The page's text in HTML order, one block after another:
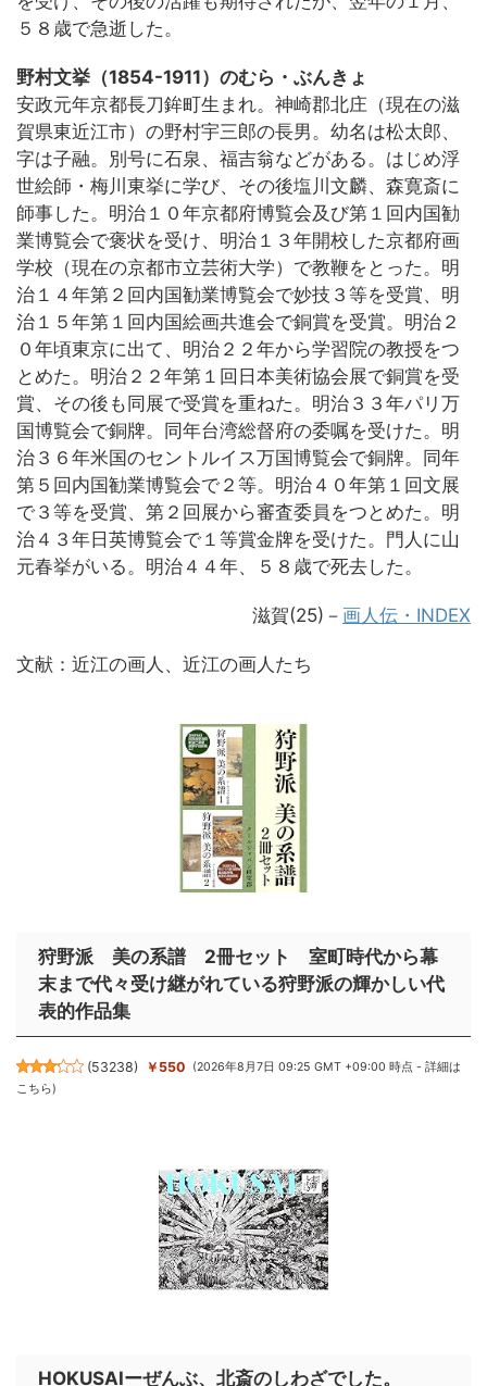
５８歳で急逝した。
野村文挙（1854-1911）のむら・ぶんきょ
安政元年京都長刀鉾町生まれ。神崎郡北庄（現在の滋
賀県東近江市）の野村宇三郎の長男。幼名は松太郎、
字は子融。別号に石泉、福吉翁などがある。はじめ浮
世絵師・梅川東挙に学び、その後塩川文麟、森寛斎に
師事した。明治１０年京都府博覧会及び第１回内国勧
業博覧会で褒状を受け、明治１３年開校した京都府画
学校（現在の京都市立芸術大学）で教鞭をとった。明
治１４年第２回内国勧業博覧会で妙技３等を受賞、明
治１５年第１回内国絵画共進会で銅賞を受賞。明治２
０年頃東京に出て、明治２２年から学習院の教授をつ
とめた。明治２２年第１回日本美術協会展で銅賞を受
賞、その後も同展で受賞を重ねた。明治３３年パリ万
国博覧会で銅牌。同年台湾総督府の委嘱を受けた。明
治３６年米国のセントルイス万国博覧会で銅牌。同年
第５回内国勧業博覧会で２等。明治４０年第１回文展
で３等を受賞、第２回展から審査委員をつとめた。明
治４３年日英博覧会で１等賞金牌を受けた。門人に山
元春挙がいる。明治４４年、５８歳で死去した。
滋賀(25)－ 画人伝・INDEX
文献：近江の画人、近江の画人たち
狩野派 美の系譜 2冊セット 室町時代から幕
末まで代々受け継がれている狩野派の輝かしい代
表的作品集
(53238) ￥550 (2026年8月7日 09:25 GMT +09:00 時点 -詳細は
こちら)
HOKUSAIーぜんぶ、北斎のしわざでした。